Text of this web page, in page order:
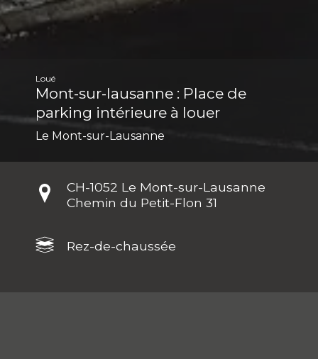
Loué
Mont-sur-lausanne : Place de
parking intérieure à louer
Le Mont-sur-Lausanne
CH-1052 Le Mont-sur-Lausanne
Chemin du Petit-Flon 31
Rez-de-chaussée